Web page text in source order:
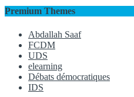
Premium Themes
Abdallah Saaf
FCDM
UDS
elearning
Débats démocratiques
IDS